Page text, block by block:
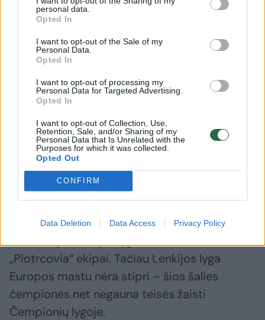
personal data.
Opted In
I want to opt-out of the Sale of my
Personal Data.
Opted In
I want to opt-out of processing my
Personal Data for Targeted Advertising.
Opted In
I want to opt-out of Collection, Use,
Retention, Sale, and/or Sharing of my
Personal Data that Is Unrelated with the
Purposes for which it was collected.
Opted Out
CONFIRM
Data Deletion Data Access Privacy Policy
Lietuvos moterų rankinio rinktinė.
rankinis.lt nuotr.
Aukštesnio lygio nacionalinėse pirmenybėse
žaidžia vienintelė Aušra Arciševskaja. Ji
„Piotrcovia“ ekipai. Tačiau Lenkijos lyga
Europos mastu nėra stipri – šios šalies
čempionės net negauna teisės žaisti
Čempionių lygoje.